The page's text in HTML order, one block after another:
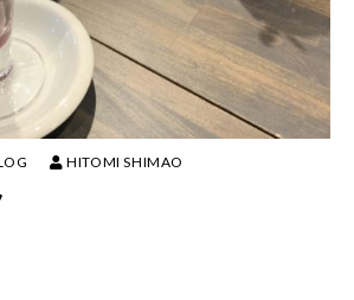
HITOMI SHIMAO